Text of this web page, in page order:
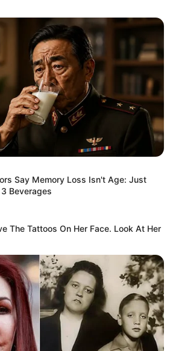
Say Memory Loss Isn't Age: Just
Beverages
The Tattoos On Her Face. Look At Her